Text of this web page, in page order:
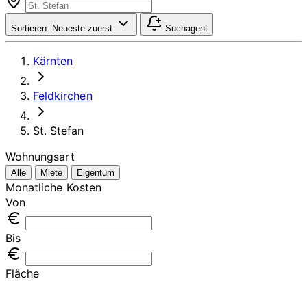
Sortieren: Neueste zuerst Suchagent
Kärnten
Feldkirchen
St. Stefan
Wohnungsart
Alle Miete Eigentum
Monatliche Kosten
Von
Bis
Fläche